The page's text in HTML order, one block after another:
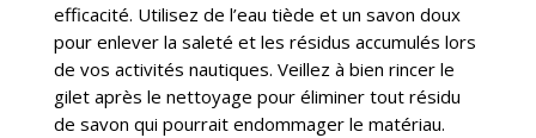
efficacité. Utilisez de l’eau tiède et un savon doux
pour enlever la saleté et les résidus accumulés lors
de vos activités nautiques. Veillez à bien rincer le
gilet après le nettoyage pour éliminer tout résidu
de savon qui pourrait endommager le matériau.